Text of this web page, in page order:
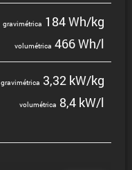
gravi­mé­trica 184 Wh/kg
volumé­trica 466 Wh/l
gravi­mé­trica 3,32 kW/kg
volumé­trica 8,4 kW/l